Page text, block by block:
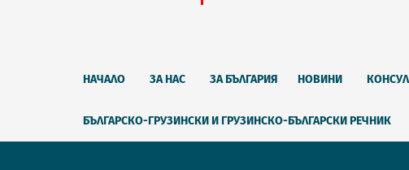
НАЧАЛО ЗА НАС ЗА БЪЛГАРИЯ НОВИНИ
БЪЛГАРСКО-ГРУЗИНСКИ И ГРУЗИНСКО-БЪЛГАРСКИ РЕЧНИК